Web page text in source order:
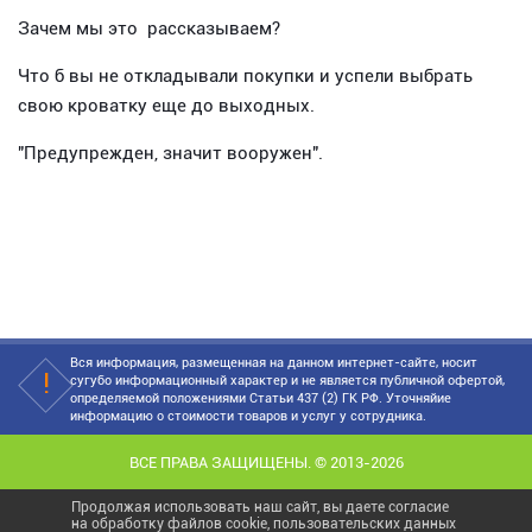
Зачем мы это рассказываем?
Что б вы не откладывали покупки и успели выбрать
свою кроватку еще до выходных.
"Предупрежден, значит вооружен".
Вся информация, размещенная на данном интернет-сайте, носит
сугубо информационный характер и не является публичной офертой,
определяемой положениями Статьи 437 (2) ГК РФ. Уточняйие
информацию о стоимости товаров и услуг у сотрудника.
ВСЕ ПРАВА ЗАЩИЩЕНЫ. © 2013-2026
Продолжая использовать наш сайт, вы даете согласие
на обработку файлов cookie, пользовательских данных